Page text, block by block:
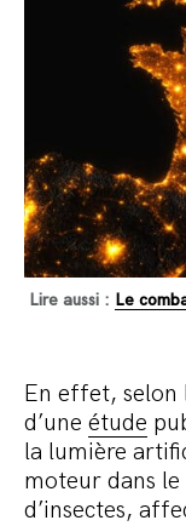
Lire aussi : Le
En effet, selon
d’une étude
la lumière
moteur dans
d’insectes,